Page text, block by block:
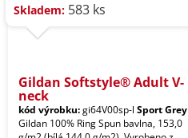
Skladem: 583 ks
Gildan Softstyle® Adult V-
neck
kód výrobku:gi64V00sp-l Sport Grey
Gildan 100% Ring Spun bavlna, 153,0